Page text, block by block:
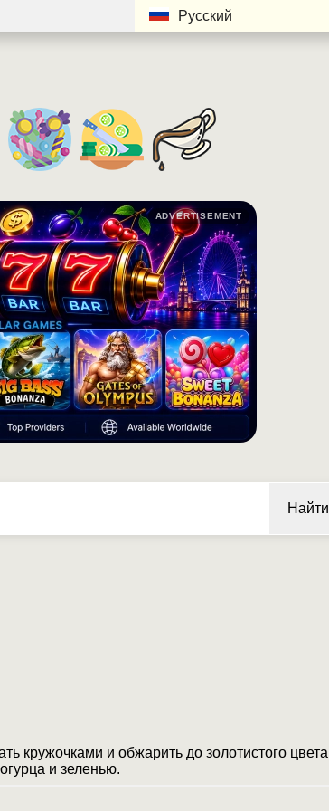
Русский
ADVERTISEMENT
Найти
кружочками и обжарить до золотистого цвета|
и зеленью.